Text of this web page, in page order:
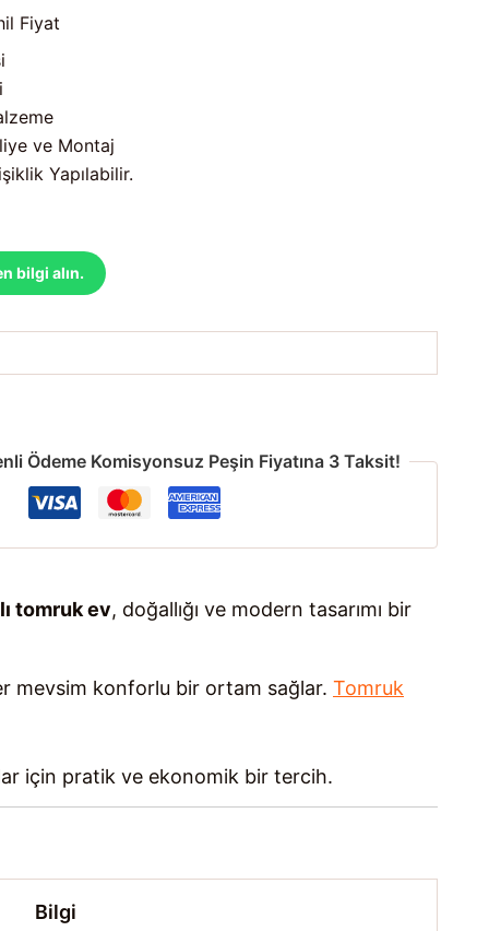
Fiyat
ve Montaj
Yapılabilir.
bilgi alın.
Ödeme Komisyonsuz Peşin Fiyatına 3 Taksit!
tomruk ev, doğallığı ve modern tasarımı bir
mevsim konforlu bir ortam sağlar. Tomruk
için pratik ve ekonomik bir tercih.
Bilgi